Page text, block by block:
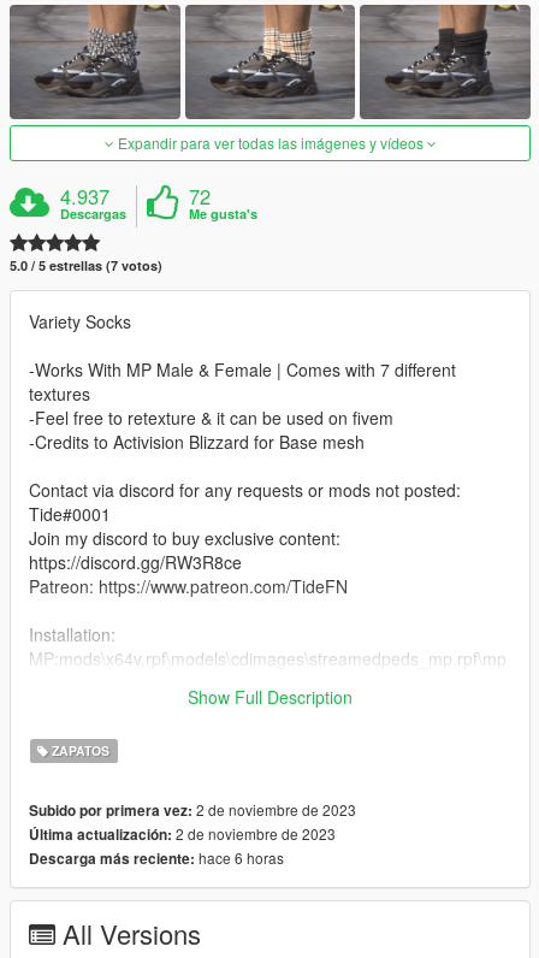
Expandir para ver todas las imágenes y vídeos
4.937
Descargas
72
Me gusta's
5.0 / 5 estrellas (7 votos)
Variety Socks
-Works With MP Male & Female | Comes with 7 different
textures
-Feel free to retexture & it can be used on fivem
-Credits to Activision Blizzard for Base mesh
Contact via discord for any requests or mods not posted:
Tide#0001
Join my discord to buy exclusive content:
https://discord.gg/RW3R8ce
Patreon: https://www.patreon.com/TideFN
Installation:
MP:mods\x64v.rpf\models\cdimages\streamedpeds_mp.rpf\mp
2. Drag the files into the folderShow Full Description
ZAPATOS
Subido por primera vez: 2 de noviembre de 2023
Última actualización: 2 de noviembre de 2023
Descarga más reciente: hace 6 horas
All Versions